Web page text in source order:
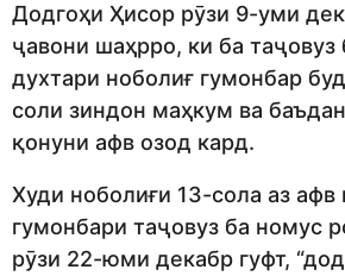
Додгоҳи Ҳисор рӯзи 9-уми
ҷавони шаҳрро, ки ба таҷовуз
духтари ноболиғ гумонбар
соли зиндон маҳкум ва
қонуни афв озод кард.
Худи ноболиғи 13-сола аз афв
гумонбари таҷовуз ба номус
рӯзи 22-юми декабр гуфт,